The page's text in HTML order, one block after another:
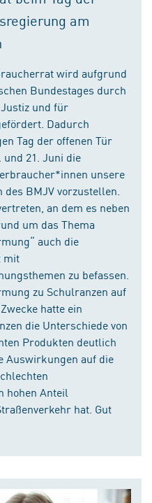
am
wird aufgrund
Bundestages durch
und für
Dadurch
Tag der offenen Tür
21. Juni die
unsere
BMJV vorzustellen.
an dem es neben
um das Thema
auch die
mit
zu befassen.
zu Schulranzen auf
hatte ein
die Unterschiede von
Produkten deutlich
Auswirkungen auf die
hohen Anteil
hat. Gut